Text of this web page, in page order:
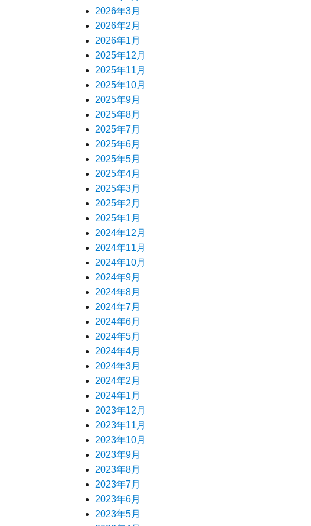
2026年3月
2026年2月
2026年1月
2025年12月
2025年11月
2025年10月
2025年9月
2025年8月
2025年7月
2025年6月
2025年5月
2025年4月
2025年3月
2025年2月
2025年1月
2024年12月
2024年11月
2024年10月
2024年9月
2024年8月
2024年7月
2024年6月
2024年5月
2024年4月
2024年3月
2024年2月
2024年1月
2023年12月
2023年11月
2023年10月
2023年9月
2023年8月
2023年7月
2023年6月
2023年5月